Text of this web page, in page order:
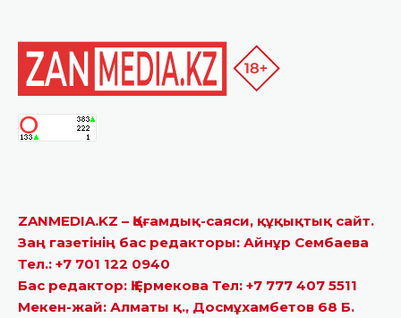
ZANMEDIA.KZ – Қоғамдық-саяси, құқықтық сайт.
Заң газетінің бас редакторы: Айнұр Сембаева
Тел.: +7 701 122 0940
Бас редактор: Қ.Ермекова Тел: +7 777 407 5511
Мекен-жай: Алматы қ., Досмұхамбетов 68 Б.